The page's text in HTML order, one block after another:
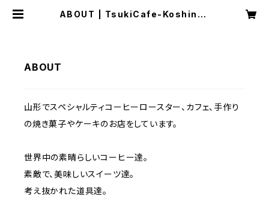
ABOUT | TsukiCafe-Koshindo
ABOUT
山形でスペシャルティコーヒーロースター、カフェ、手作り
の焼き菓子やケーキのお店をしています。
世界中の素晴らしいコーヒー達。
素敵で、美味しいスイーツ達。
考え抜かれた道具達。